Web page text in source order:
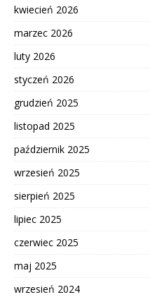
kwiecień 2026
marzec 2026
luty 2026
styczeń 2026
grudzień 2025
listopad 2025
październik 2025
wrzesień 2025
sierpień 2025
lipiec 2025
czerwiec 2025
maj 2025
wrzesień 2024